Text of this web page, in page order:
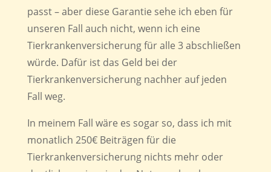
passt – aber diese Garantie sehe ich eben für
unseren Fall auch nicht, wenn ich eine
Tierkrankenversicherung für alle 3 abschließen
würde. Dafür ist das Geld bei der
Tierkrankenversicherung nachher auf jeden
Fall weg.
In meinem Fall wäre es sogar so, dass ich mit
monatlich 250€ Beiträgen für die
Tierkrankenversicherung nichts mehr oder